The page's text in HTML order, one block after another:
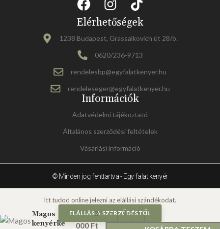
Elérhetőségek
1238 Budapest, Grassalkovich út 28/b.
0620/236-9713
rendelesbp@egyfalatkenyer.hu
rendeleseger@egyfalatkenyer.hu
Információk
Adatvédelmi tájékoztató
Általános szerződési feltételek
Vásárlási információ
© Minden jog fenttartva - Egy falat kenyér
Magos
kenyérke
3
000Ft
ELÁLLÁS A SZERZŐDÉSTŐL